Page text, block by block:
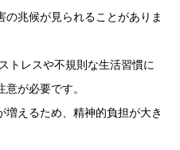
兆候が見られることがありま
トレスや不規則な生活習慣に
が必要です。
増えるため、精神的負担が大き